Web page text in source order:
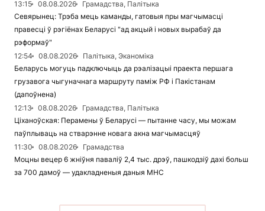
13:15
08.08.2026
Грамадства, Палітыка
Севярынец: Трэба мець каманды, гатовыя пры магчымасці
правесці ў рэгіёнах Беларусі "ад акцый і новых вырабаў да
рэформаў"
12:54
08.08.2026
Палітыка, Эканоміка
Беларусь могуць падключыць да рэалізацыі праекта першага
грузавога чыгуначнага маршруту паміж РФ і Пакістанам
(дапоўнена)
12:13
08.08.2026
Грамадства, Палітыка
Ціханоўская: Перамены ў Беларусі — пытанне часу, мы можам
паўплываць на стварэнне новага акна магчымасцяў
11:30
08.08.2026
Грамадства
Моцны вецер 6 жніўня паваліў 2,4 тыс. дрэў, пашкодзіў дахі больш
за 700 дамоў — удакладненыя даныя МНС